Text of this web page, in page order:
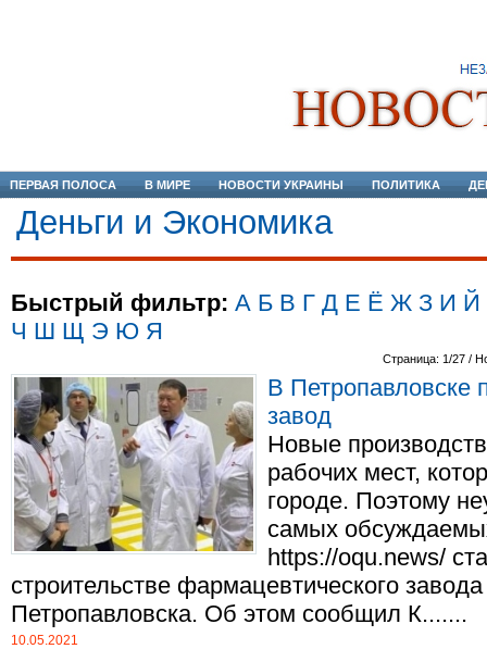
ПЕРВАЯ ПОЛОСА В МИРЕ НОВОСТИ УКРАИНЫ ПОЛИТИКА
Деньги и Экономика
Быстрый фильтр: А Б В Г Д Е Ё Ж З И Й
Ч Ш Щ Э Ю Я
Страница: 1/27 /
В Петропавловске
завод
Новые
рабочих мест,
городе. Поэтому
самых
https://oqu.news/
строительстве фармацевтического
Петропавловска. Об этом сообщил К.......
10.05.2021